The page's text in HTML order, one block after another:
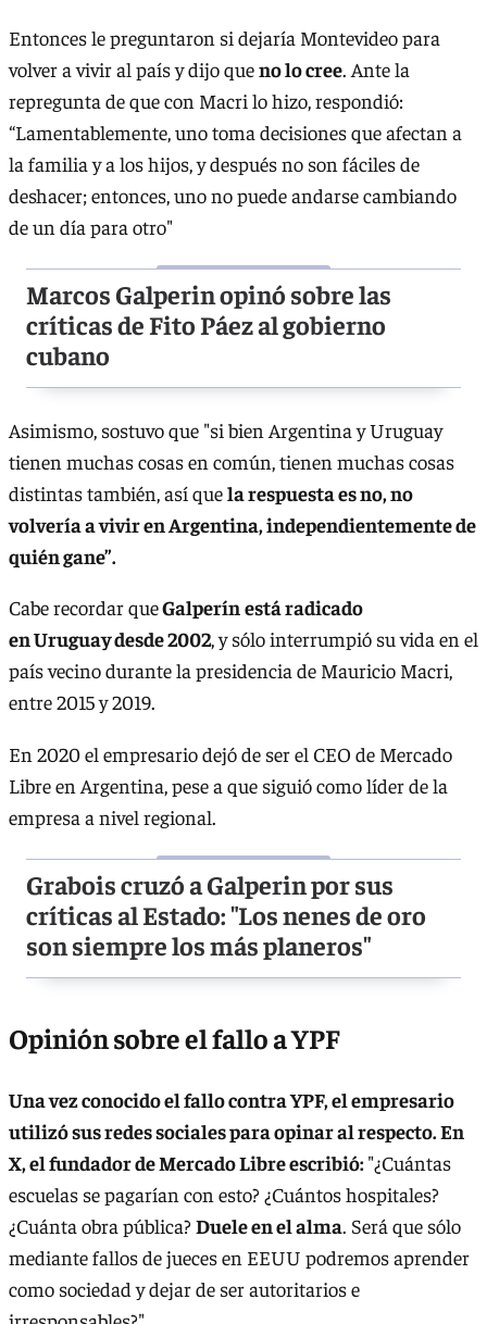
Entonces le preguntaron si dejaría Montevideo para
volver a vivir al país y dijo queno lo cree. Ante la
repregunta de que con Macri lo hizo, respondió:
“Lamentablemente, uno toma decisiones que afectan a
la familia y a los hijos, y después no son fáciles de
deshacer; entonces, uno no puede andarse cambiando
de un día para otro"
Marcos Galperin opinó sobre las
críticas de Fito Páez al gobierno
cubano
Asimismo, sostuvo que "si bien Argentina y Uruguay
tienen muchas cosas en común, tienen muchas cosas
distintas también, así quela respuesta es no, no
volvería a vivir en Argentina, independientemente de
quién gane”.
Cabe recordar queGalperínestá radicado
en Uruguay desde 2002, y sólo interrumpió su vida en el
país vecino durante la presidencia de Mauricio Macri,
entre 2015 y 2019.
En 2020 el empresario dejó de ser el CEO de Mercado
Libre en Argentina, pese a que siguió como líder de la
empresa a nivel regional.
Grabois cruzó a Galperin por sus
críticas al Estado: "Los nenes de oro
son siempre los más planeros"
Opinión sobre el fallo a YPF
Una vez conocido el fallo contra YPF, el empresario
utilizó sus redes sociales para opinar al respecto. En
X, el fundador de Mercado Libre escribió:"¿Cuántas
escuelas se pagarían con esto? ¿Cuántos hospitales?
¿Cuánta obra pública?Duele en el alma. Será que sólo
mediante fallos de jueces en EEUU podremos aprender
como sociedad y dejar de ser autoritarios e